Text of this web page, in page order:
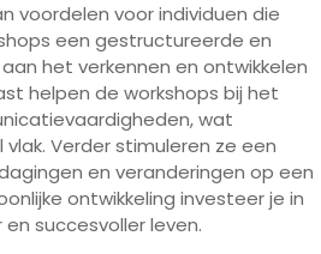
voordelen voor individuen die
een gestructureerde en
het verkennen en ontwikkelen
helpen de workshops bij het
wat
Verder stimuleren ze een
en veranderingen op een
ontwikkeling investeer je in
succesvoller leven.